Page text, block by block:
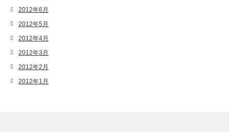
2012年6月
2012年5月
2012年4月
2012年3月
2012年2月
2012年1月